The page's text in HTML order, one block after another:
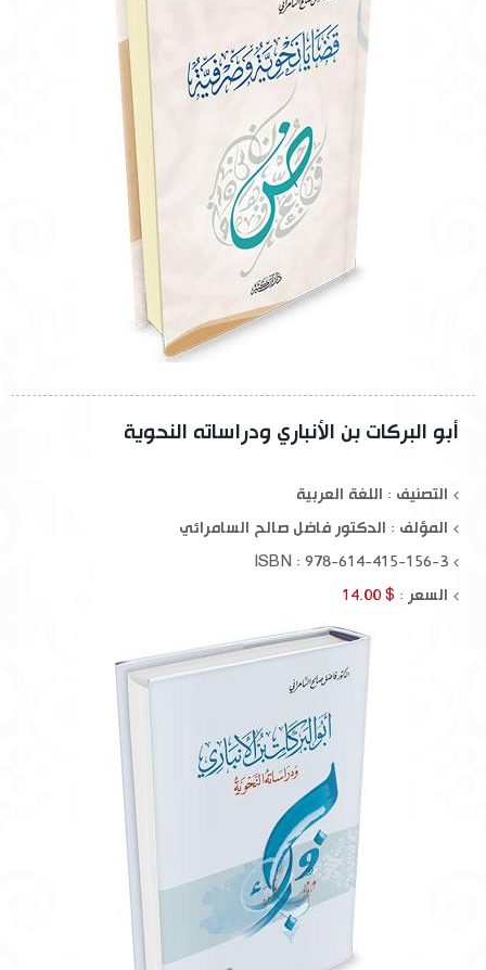
أبو البركات بن الأنباري ودراساته النحوية
التصنيف : اللغة العربية
المؤلف : الدكتور فاضل صالح السامرائي
ISBN : 978-614-415-156-3
السعر : $ 14.00